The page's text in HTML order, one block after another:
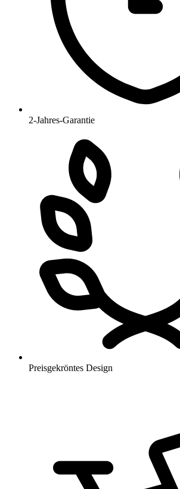
2-Jahres-Garantie
Preisgekröntes Design